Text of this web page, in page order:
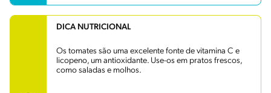
DICA NUTRICIONAL
Os tomates são uma excelente fonte de vitamina C e
licopeno, um antioxidante. Use-os em pratos frescos,
como saladas e molhos.